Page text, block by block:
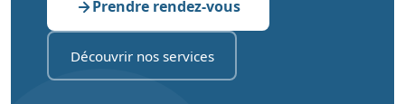
Prendre rendez-vous
Découvrir nos services